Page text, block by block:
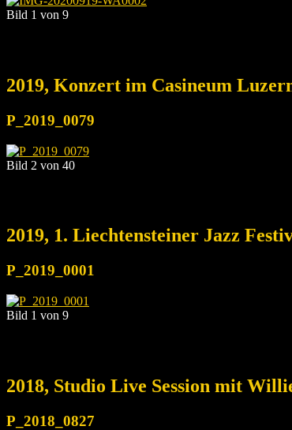
Bild 1 von 9
2019, Konzert im Casineum
P_2019_0079
Bild 2 von 40
2019, 1. Liechtensteiner Jazz
P_2019_0001
Bild 1 von 9
2018, Studio Live Session mit
P_2018_0827